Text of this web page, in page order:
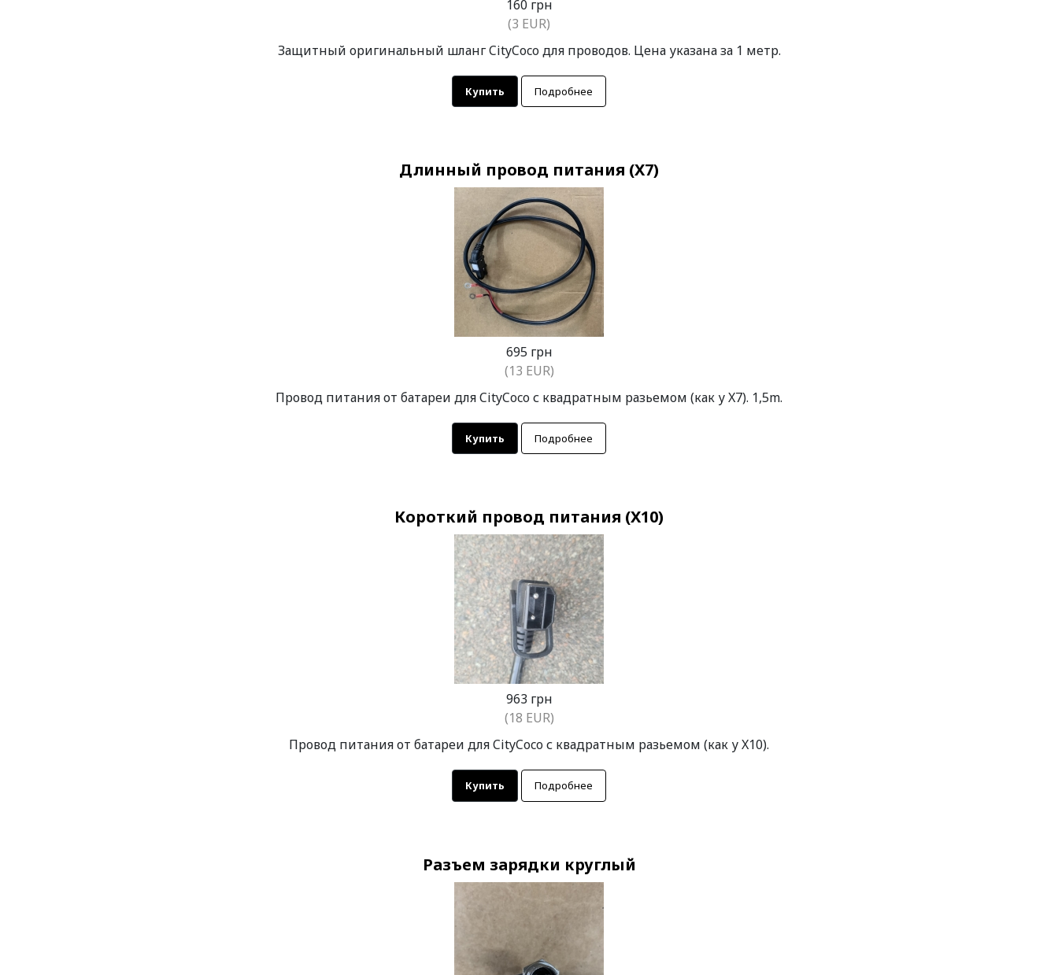
160 грн
(3 EUR)
Защитный оригинальный шланг CityCoco для проводов. Цена указана за 1 метр.
Купить Подробнее
Длинный провод питания (X7)
695 грн
(13 EUR)
Провод питания от батареи для CityCoco с квадратным разьемом (как у X7). 1,5m.
Купить Подробнее
Короткий провод питания (X10)
963 грн
(18 EUR)
Провод питания от батареи для CityCoco с квадратным разьемом (как у X10).
Купить Подробнее
Разъем зарядки круглый